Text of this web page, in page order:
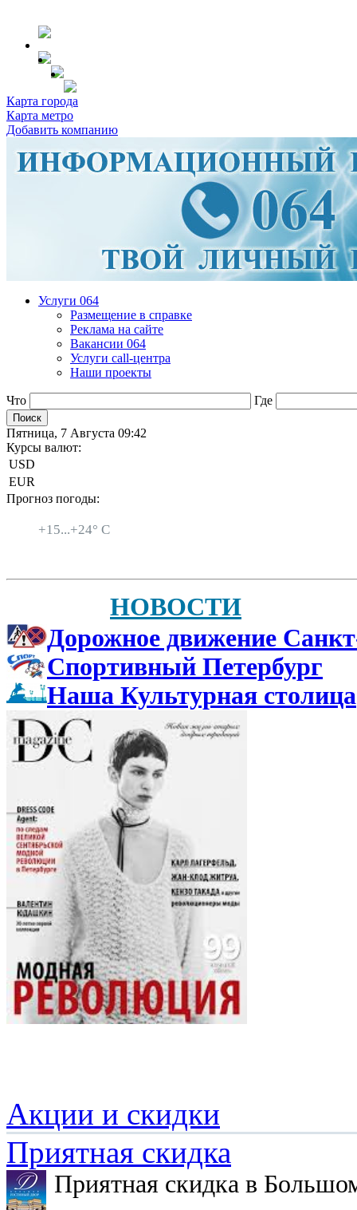
Карта города
Карта метро
Добавить компанию
Услуги 064
Размещение в справке
Реклама на сайте
Вакансии 064
Услуги call-центра
Наши проекты
Что Где
Пятница, 7 Августа 09:42
Курсы валют:
USD
EUR
Прогноз погоды:
+15...+24° C
НОВОСТИ
Дорожное движение
Спортивный Петербург
Наша Культурная столица
Акции и скидки
Приятная скидка
Приятная скидка в